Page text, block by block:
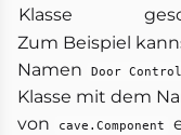
Klasse
Zum Beispiel
Namen
Door
Klasse mit dem
von
cave.Component